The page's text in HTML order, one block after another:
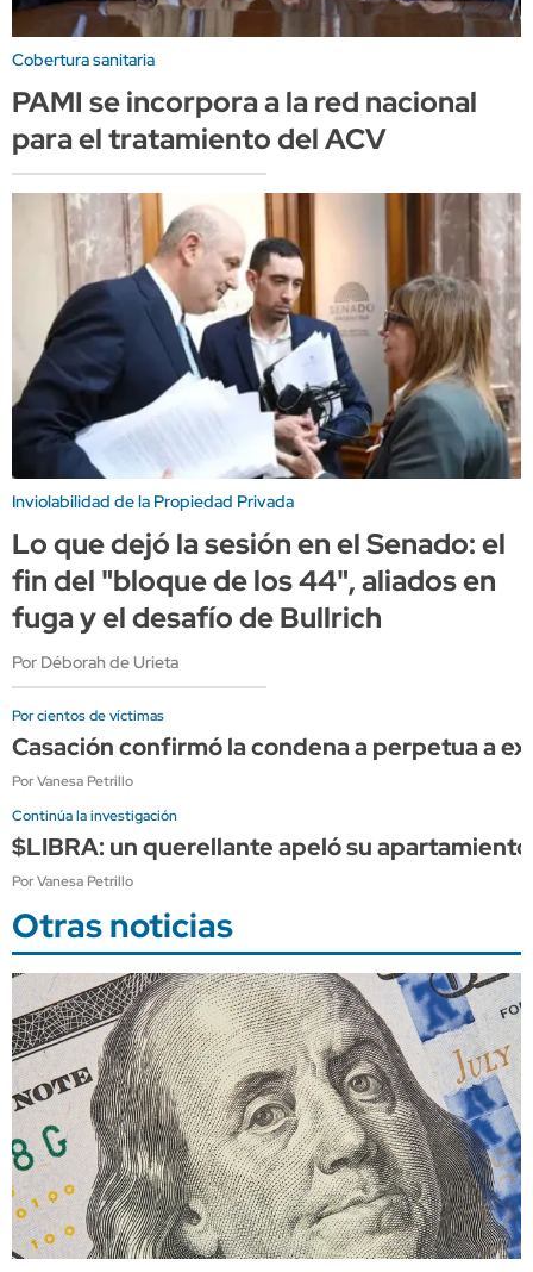
Cobertura sanitaria
PAMI se incorpora a la red nacional
para el tratamiento del ACV
Inviolabilidad de la Propiedad Privada
Lo que dejó la sesión en el Senado: el
fin del "bloque de los 44", aliados en
fuga y el desafío de Bullrich
Por Déborah de Urieta
Por cientos de víctimas
Casación confirmó la condena a perpetua a
Por Vanesa Petrillo
Continúa la investigación
$LIBRA: un querellante apeló su
Por Vanesa Petrillo
Otras noticias